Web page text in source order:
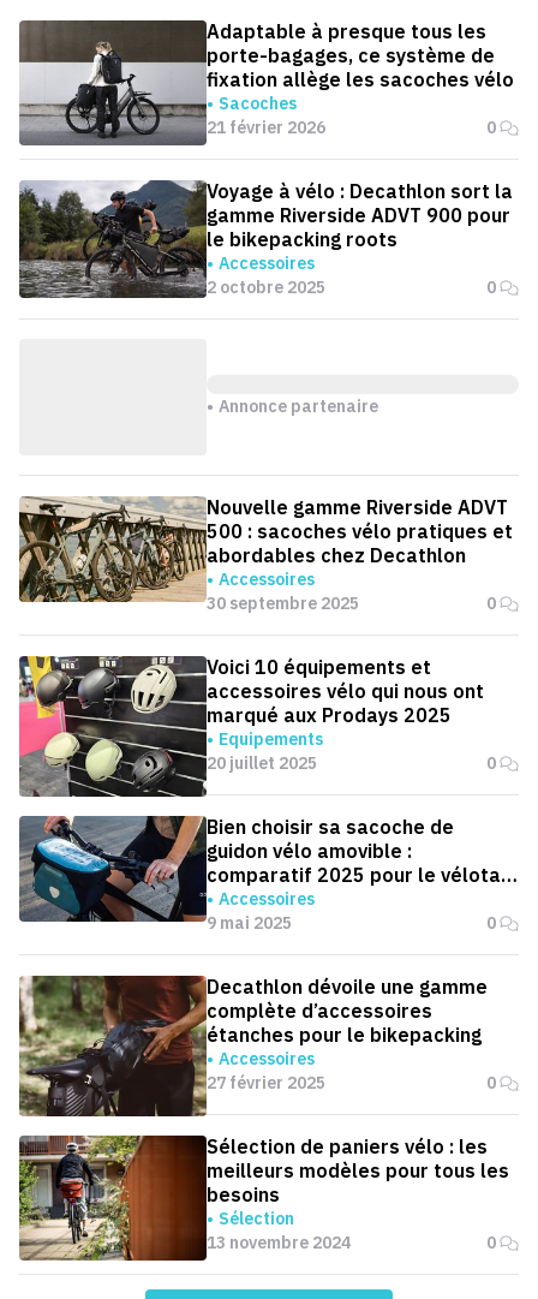
Adaptable à presque tous les
porte-bagages, ce système de
fixation allège les sacoches vélo
Sacoches
21 février 2026
0
Voyage à vélo : Decathlon sort la
gamme Riverside ADVT 900 pour
le bikepacking roots
Accessoires
2 octobre 2025
0
Annonce partenaire
Nouvelle gamme Riverside ADVT
500 : sacoches vélo pratiques et
abordables chez Decathlon
Accessoires
30 septembre 2025
0
Voici 10 équipements et
accessoires vélo qui nous ont
marqué aux Prodays 2025
Equipements
20 juillet 2025
0
Bien choisir sa sacoche de
guidon vélo amovible :
comparatif 2025 pour le vélotaf
et les balades
Accessoires
9 mai 2025
0
Decathlon dévoile une gamme
complète d’accessoires
étanches pour le bikepacking
Accessoires
27 février 2025
0
Sélection de paniers vélo : les
meilleurs modèles pour tous les
besoins
Sélection
13 novembre 2024
0